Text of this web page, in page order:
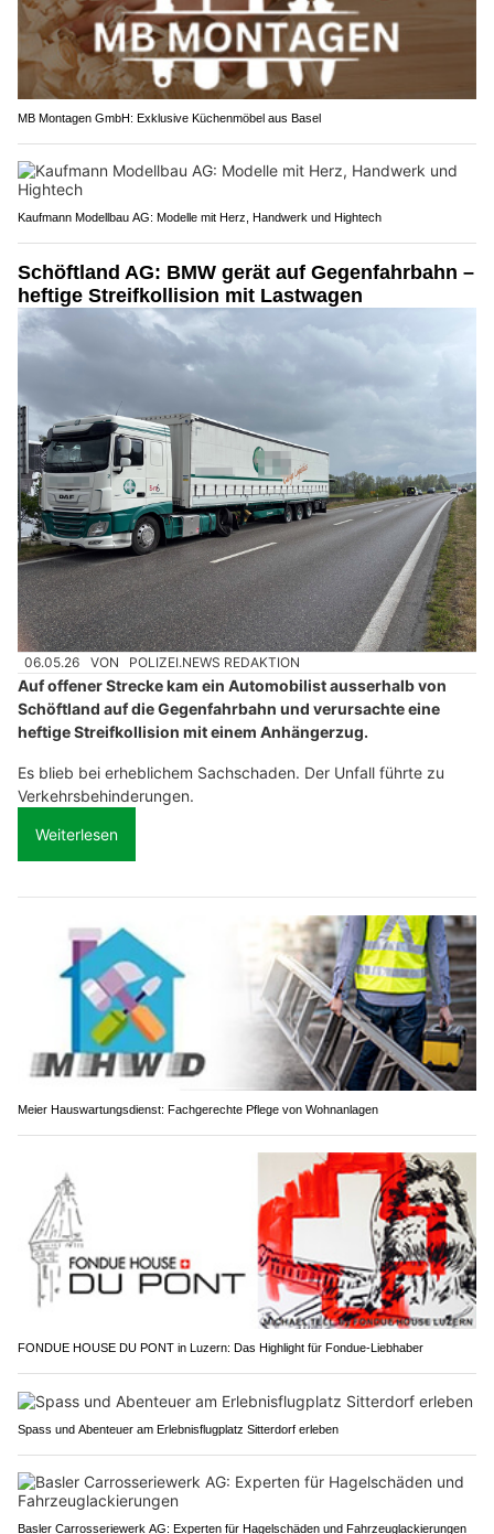
MB Montagen GmbH: Exklusive Küchenmöbel aus Basel
Kaufmann Modellbau AG: Modelle mit Herz, Handwerk und Hightech
Schöftland AG: BMW gerät auf Gegenfahrbahn –
heftige Streifkollision mit Lastwagen
06.05.26 VON POLIZEI.NEWS REDAKTION
Auf offener Strecke kam ein Automobilist ausserhalb von
Schöftland auf die Gegenfahrbahn und verursachte eine
heftige Streifkollision mit einem Anhängerzug.
Es blieb bei erheblichem Sachschaden. Der Unfall führte zu
Verkehrsbehinderungen.
Weiterlesen
Meier Hauswartungsdienst: Fachgerechte Pflege von Wohnanlagen
FONDUE HOUSE DU PONT in Luzern: Das Highlight für Fondue-Liebhaber
Spass und Abenteuer am Erlebnisflugplatz Sitterdorf erleben
Basler Carrosseriewerk AG: Experten für Hagelschäden und Fahrzeuglackierungen